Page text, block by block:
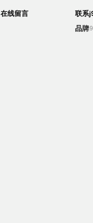
在线留言
联系
品牌
联系